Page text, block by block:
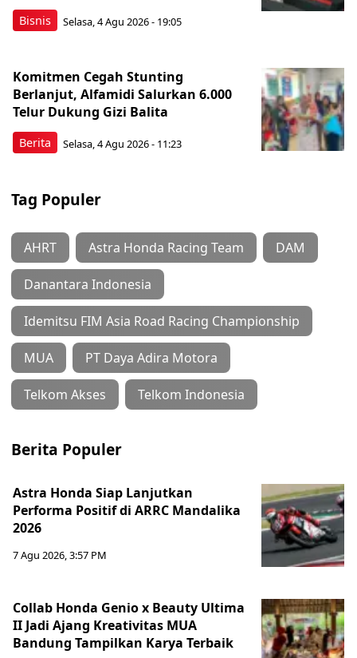
Bisnis Selasa, 4 Agu 2026 - 19:05
Berita
Komitmen Cegah Stunting
Berlanjut, Alfamidi Salurkan 6.000
Telur Dukung Gizi Balita
Selasa, 4 Agu 2026 - 11:23
Tag Populer
AHRT Astra Honda Racing Team DAM
Danantara Indonesia
Idemitsu FIM Asia Road Racing Championship
MUA PT Daya Adira Motora
Telkom Akses Telkom Indonesia
Berita Populer
Astra Honda Siap Lanjutkan
Performa Positif di ARRC Mandalika
2026
7 Agu 2026, 3:57 PM
Collab Honda Genio x Beauty Ultima
II Jadi Ajang Kreativitas MUA
Bandung Tampilkan Karya Terbaik